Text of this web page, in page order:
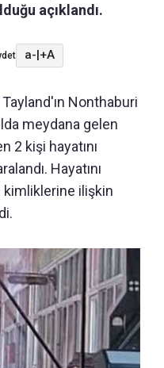
açıklandı.
a- +A
Nonthaburi
meydana gelen
2 kişi hayatını
Hayatını
kimliklerine ilişkin